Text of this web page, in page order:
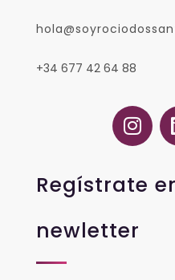
+34 677 42 64 88
Regístrate
newletter